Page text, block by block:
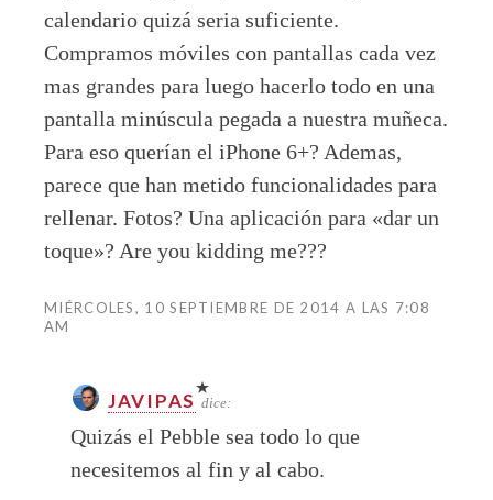
calendario quizá seria suficiente.
Compramos móviles con pantallas cada vez
mas grandes para luego hacerlo todo en una
pantalla minúscula pegada a nuestra muñeca.
Para eso querían el iPhone 6+? Ademas,
parece que han metido funcionalidades para
rellenar. Fotos? Una aplicación para «dar un
toque»? Are you kidding me???
MIÉRCOLES, 10 SEPTIEMBRE DE 2014 A LAS 7:08
AM
JAVIPAS dice:
Quizás el Pebble sea todo lo que
necesitemos al fin y al cabo.